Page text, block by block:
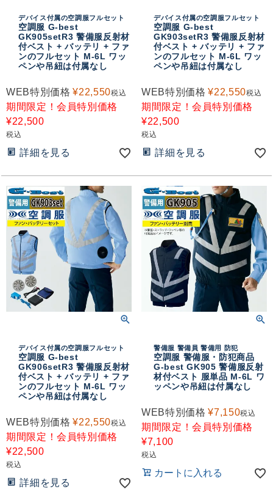
デバイス付属の空調服フルセット
空調服 G-best
GK905setR3 警備服反射材
付ベスト + バッテリ + ファ
ンのフルセット M-6L ワッ
ペンや吊紐は付属なし
WEB特別価格 ¥22,550税込
期間限定！会員特別価格
¥22,500
税込
詳細を見る
デバイス付属の空調服フルセット
空調服 G-best
GK903setR3 警備服反射材
付ベスト + バッテリ + ファ
ンのフルセット M-6L ワッ
ペンや吊紐は付属なし
WEB特別価格 ¥22,550税込
期間限定！会員特別価格
¥22,500
税込
詳細を見る
デバイス付属の空調服フルセット
空調服 G-best
GK906setR3 警備服反射材
付ベスト + バッテリ + ファ
ンのフルセット M-6L ワッ
ペンや吊紐は付属なし
WEB特別価格 ¥22,550税込
期間限定！会員特別価格
¥22,500
税込
詳細を見る
警備服 警備員 警備用 防犯
空調服 警備服・防犯商品
G-best GK905 警備服反射
材付ベスト 服単品 M-6L ワ
ッペンや吊紐は付属なし
WEB特別価格 ¥7,150税込
期間限定！会員特別価格
¥7,100
税込
カートに入れる